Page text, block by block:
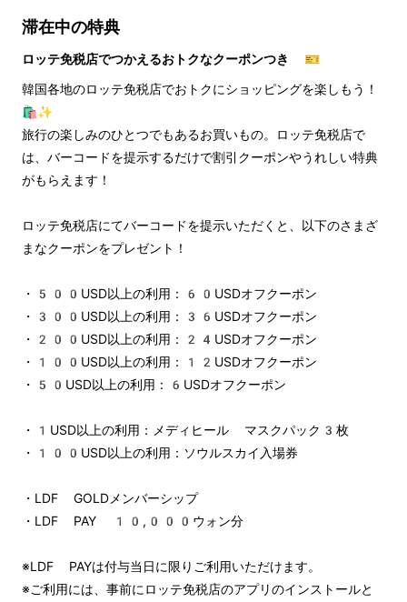
滞在中の特典
ロッテ免税店でつかえるおトクなクーポンつき 🎫
韓国各地のロッテ免税店でおトクにショッピングを楽しもう！
🛍️✨
旅行の楽しみのひとつでもあるお買いもの。ロッテ免税店で
は、バーコードを提示するだけで割引クーポンやうれしい特典
がもらえます！
ロッテ免税店にてバーコードを提示いただくと、以下のさまざ
まなクーポンをプレゼント！
・500USD以上の利用：60USDオフクーポン
・300USD以上の利用：36USDオフクーポン
・200USD以上の利用：24USDオフクーポン
・100USD以上の利用：12USDオフクーポン
・50USD以上の利用：6USDオフクーポン
・1USD以上の利用：メディヒール マスクパック3枚
・100USD以上の利用：ソウルスカイ入場券
・LDF GOLDメンバーシップ
・LDF PAY 10,000ウォン分
※LDF PAYは付与当日に限りご利用いただけます。
※ご利用には、事前にロッテ免税店のアプリのインストールと